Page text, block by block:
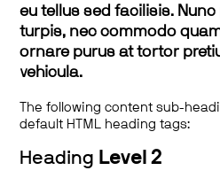
eu tellus sed facilisis.
turpis, nec commodo
ornare purus at tortor
vehicula.
The following content sub-
default HTML heading tags:
Heading Level 2